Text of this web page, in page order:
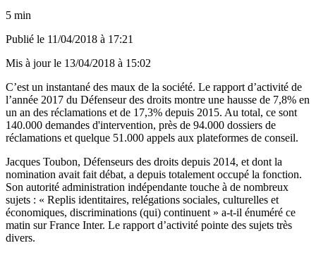
5 min
Publié le 11/04/2018 à 17:21
Mis à jour le 13/04/2018 à 15:02
C’est un instantané des maux de la société. Le rapport d’activité de
l’année 2017 du Défenseur des droits montre une hausse de 7,8% en
un an des réclamations et de 17,3% depuis 2015. Au total, ce sont
140.000 demandes d'intervention, près de 94.000 dossiers de
réclamations et quelque 51.000 appels aux plateformes de conseil.
Jacques Toubon, Défenseurs des droits depuis 2014, et dont la
nomination avait fait débat, a depuis totalement occupé la fonction.
Son autorité administration indépendante touche à de nombreux
sujets : « Replis identitaires, relégations sociales, culturelles et
économiques, discriminations (qui) continuent » a-t-il énuméré ce
matin sur France Inter. Le rapport d’activité pointe des sujets très
divers.